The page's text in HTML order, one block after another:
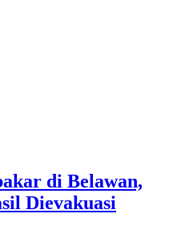
di Belawan,
Dievakuasi